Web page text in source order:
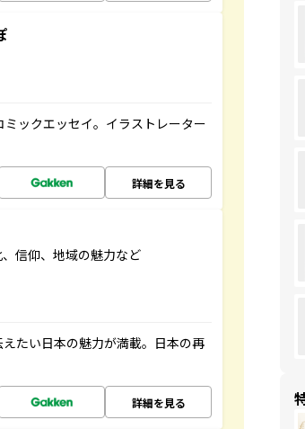
ックエッセイ。イラストレーター
詳細を見る
信仰、地域の魅力など
たい日本の魅力が満載。日本の再
詳細を見る